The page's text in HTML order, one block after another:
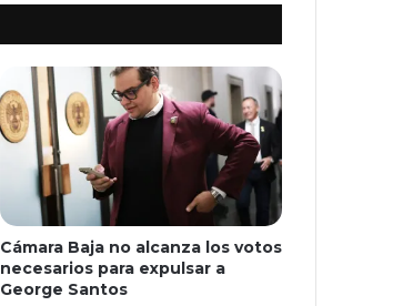
Cámara Baja no alcanza los votos
necesarios para expulsar a
George Santos